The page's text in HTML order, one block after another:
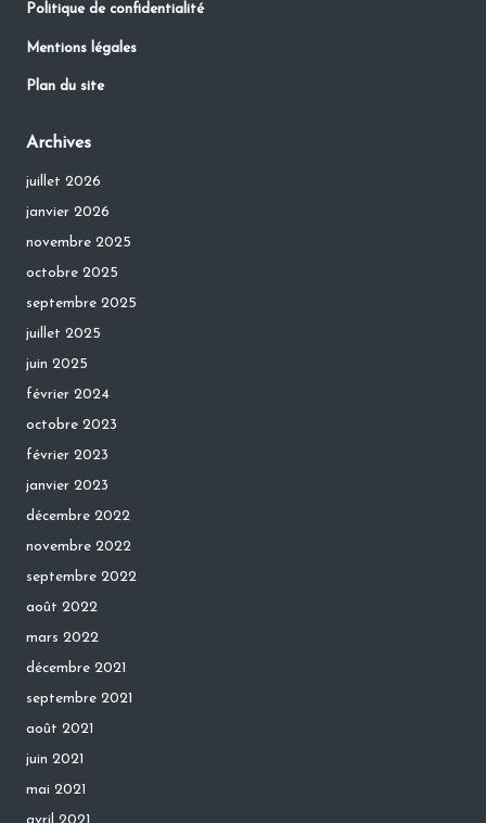
Politique de confidentialité
Mentions légales
Plan du site
Archives
juillet 2026
janvier 2026
novembre 2025
octobre 2025
septembre 2025
juillet 2025
juin 2025
février 2024
octobre 2023
février 2023
janvier 2023
décembre 2022
novembre 2022
septembre 2022
août 2022
mars 2022
décembre 2021
septembre 2021
août 2021
juin 2021
mai 2021